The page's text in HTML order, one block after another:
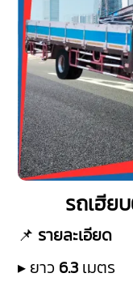
รถเฮีย
📌 รายละเอียด
▸ ยาว 6.3 เมตร